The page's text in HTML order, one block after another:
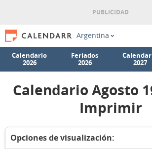
Argentina
Calendario
2026
Feriados
2026
2027
Calendario Agosto
Imprimir
Opciones de visualización: